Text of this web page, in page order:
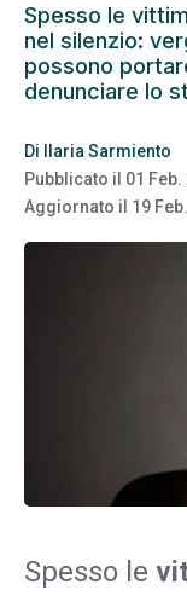
Spesso le
nel silenzio:
possono
denunciare lo
Di
Ilaria Sarmiento
Pubblicato il 01 Feb.
Aggiornato il 19
Spesso le